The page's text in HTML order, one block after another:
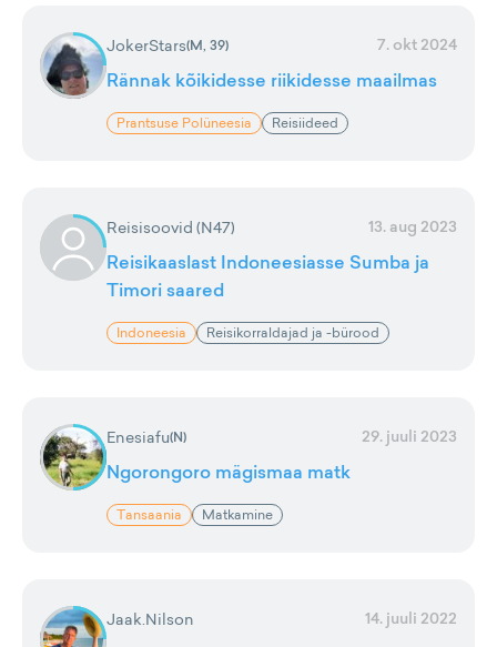
JokerStars(M, 39) 7. okt 2024
Rännak kõikidesse riikidesse maailmas
Prantsuse Polüneesia Reisiideed
Reisisoovid (N47) 13. aug 2023
Reisikaaslast Indoneesiasse Sumba ja
Timori saared
Indoneesia Reisikorraldajad ja -bürood
Enesiafu(N) 29. juuli 2023
Ngorongoro mägismaa matk
Tansaania Matkamine
Jaak.Nilson 14. juuli 2022